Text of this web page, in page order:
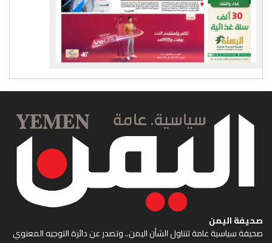
صحيفة اليمن
صحيفة سياسية عامة تتناول الشأن اليمن.. وتصدر عن دائرة التوجيه المعنوي